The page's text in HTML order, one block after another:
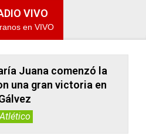
VIVO
en VIVO
Juana comenzó la
una gran victoria en